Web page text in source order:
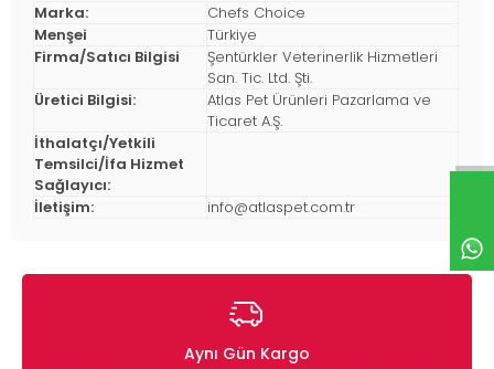
Marka:
Chefs Choice
Menşei
Türkiye
Firma/Satıcı Bilgisi
Şentürkler Veterinerlik Hizmetleri
San. Tic. Ltd. Şti.
Üretici Bilgisi:
Atlas Pet Ürünleri Pazarlama ve
Ticaret A.Ş.
İthalatçı/Yetkili
Temsilci/İfa Hizmet
Sağlayıcı:
İletişim:
info@atlaspet.com.tr
Aynı Gün Kargo